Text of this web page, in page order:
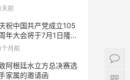
协赞助商招待会！
天前
祝中国共产党成立105
年大会将于7月1日隆重
行
个月前
阿根廷水立方总决赛选
家属的邀请函